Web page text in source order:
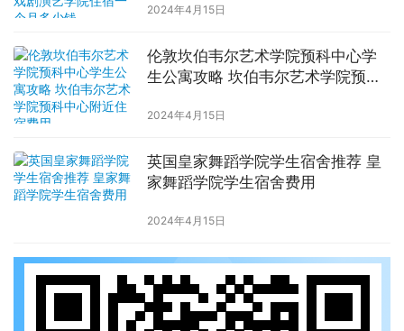
2024年4月15日
伦敦坎伯韦尔艺术学院预科中心学
生公寓攻略 坎伯韦尔艺术学院预科
2024年4月15日
英国皇家舞蹈学院学生宿舍推荐 皇
家舞蹈学院学生宿舍费用
2024年4月15日